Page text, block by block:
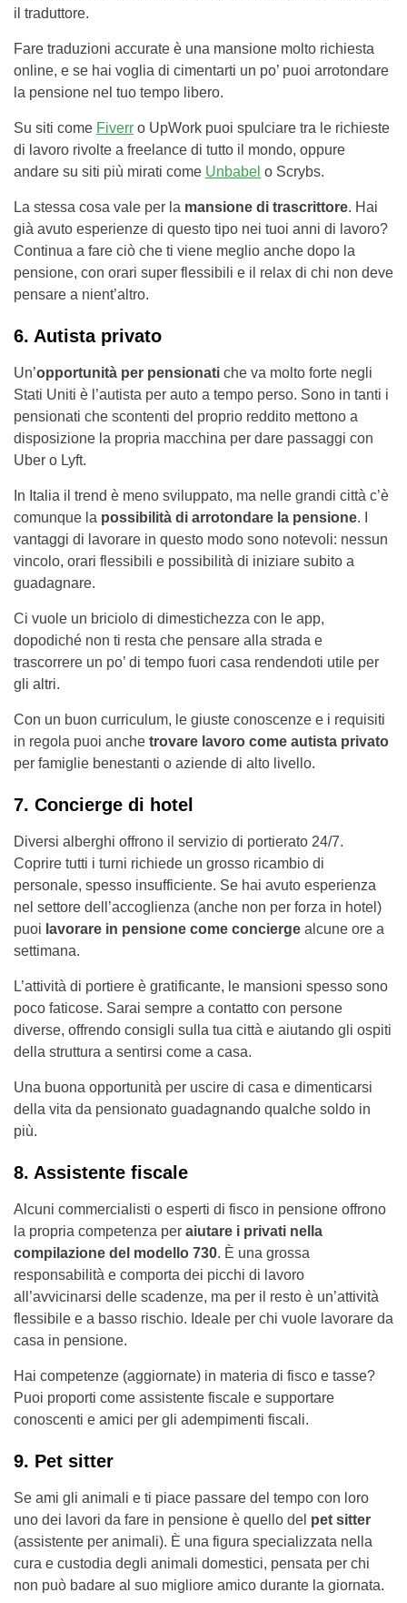
il traduttore.
Fare traduzioni accurate è una mansione molto richiesta
online, e se hai voglia di cimentarti un po’ puoi arrotondare
la pensione nel tuo tempo libero.
Su siti come Fiverr o UpWork puoi spulciare tra le richieste
di lavoro rivolte a freelance di tutto il mondo, oppure
andare su siti più mirati come Unbabel o Scrybs.
La stessa cosa vale per la mansione di trascrittore. Hai
già avuto esperienze di questo tipo nei tuoi anni di lavoro?
Continua a fare ciò che ti viene meglio anche dopo la
pensione, con orari super flessibili e il relax di chi non deve
pensare a nient’altro.
6. Autista privato
Un’opportunità per pensionati che va molto forte negli
Stati Uniti è l’autista per auto a tempo perso. Sono in tanti i
pensionati che scontenti del proprio reddito mettono a
disposizione la propria macchina per dare passaggi con
Uber o Lyft.
In Italia il trend è meno sviluppato, ma nelle grandi città c’è
comunque la possibilità di arrotondare la pensione. I
vantaggi di lavorare in questo modo sono notevoli: nessun
vincolo, orari flessibili e possibilità di iniziare subito a
guadagnare.
Ci vuole un briciolo di dimestichezza con le app,
dopodiché non ti resta che pensare alla strada e
trascorrere un po’ di tempo fuori casa rendendoti utile per
gli altri.
Con un buon curriculum, le giuste conoscenze e i requisiti
in regola puoi anche trovare lavoro come autista privato
per famiglie benestanti o aziende di alto livello.
7. Concierge di hotel
Diversi alberghi offrono il servizio di portierato 24/7.
Coprire tutti i turni richiede un grosso ricambio di
personale, spesso insufficiente. Se hai avuto esperienza
nel settore dell’accoglienza (anche non per forza in hotel)
puoi lavorare in pensione come concierge alcune ore a
settimana.
L’attività di portiere è gratificante, le mansioni spesso sono
poco faticose. Sarai sempre a contatto con persone
diverse, offrendo consigli sulla tua città e aiutando gli ospiti
della struttura a sentirsi come a casa.
Una buona opportunità per uscire di casa e dimenticarsi
della vita da pensionato guadagnando qualche soldo in
più.
8. Assistente fiscale
Alcuni commercialisti o esperti di fisco in pensione offrono
la propria competenza per aiutare i privati nella
compilazione del modello 730. È una grossa
responsabilità e comporta dei picchi di lavoro
all’avvicinarsi delle scadenze, ma per il resto è un’attività
flessibile e a basso rischio. Ideale per chi vuole lavorare da
casa in pensione.
Hai competenze (aggiornate) in materia di fisco e tasse?
Puoi proporti come assistente fiscale e supportare
conoscenti e amici per gli adempimenti fiscali.
9. Pet sitter
Se ami gli animali e ti piace passare del tempo con loro
uno dei lavori da fare in pensione è quello del pet sitter
(assistente per animali). È una figura specializzata nella
cura e custodia degli animali domestici, pensata per chi
non può badare al suo migliore amico durante la giornata.